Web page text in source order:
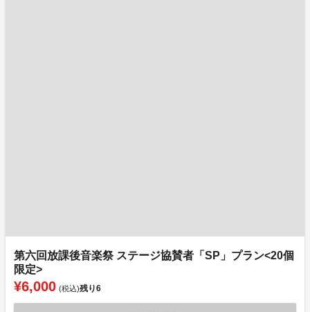
第六回放課後音楽祭 ステージ協賛者「SP」プラン<20個
限定>
¥6,000 (税込)残り6